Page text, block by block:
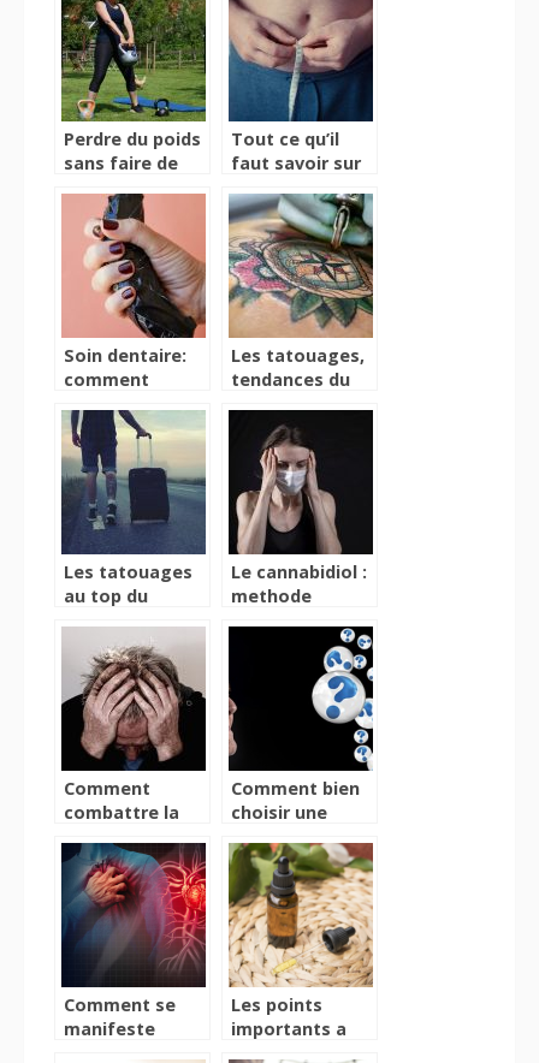
assurée !
Perdre du poids
sans faire de
possible ?
Tout ce qu’il
faut savoir sur
de l’acheter
Soin dentaire:
comment
certaines
complexes?
Les tatouages,
tendances du
les femmes !
Les tatouages
au top du
Le cannabidiol :
methode
Comment
combattre la
Comment bien
choisir une
retraite?
Comment se
manifeste
Les points
importants a